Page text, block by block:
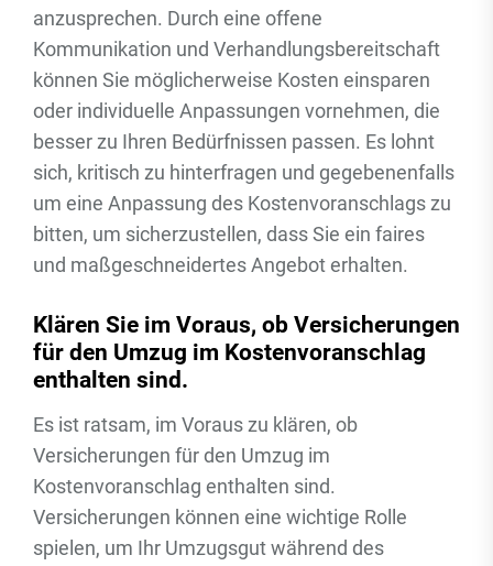
anzusprechen. Durch eine offene
Kommunikation und Verhandlungsbereitschaft
können Sie möglicherweise Kosten einsparen
oder individuelle Anpassungen vornehmen, die
besser zu Ihren Bedürfnissen passen. Es lohnt
sich, kritisch zu hinterfragen und gegebenenfalls
um eine Anpassung des Kostenvoranschlags zu
bitten, um sicherzustellen, dass Sie ein faires
und maßgeschneidertes Angebot erhalten.
Klären Sie im Voraus, ob Versicherungen
für den Umzug im Kostenvoranschlag
enthalten sind.
Es ist ratsam, im Voraus zu klären, ob
Versicherungen für den Umzug im
Kostenvoranschlag enthalten sind.
Versicherungen können eine wichtige Rolle
spielen, um Ihr Umzugsgut während des